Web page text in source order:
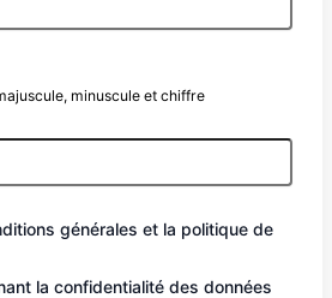
minuscule et chiffre
générales et la politique de
la confidentialité des données